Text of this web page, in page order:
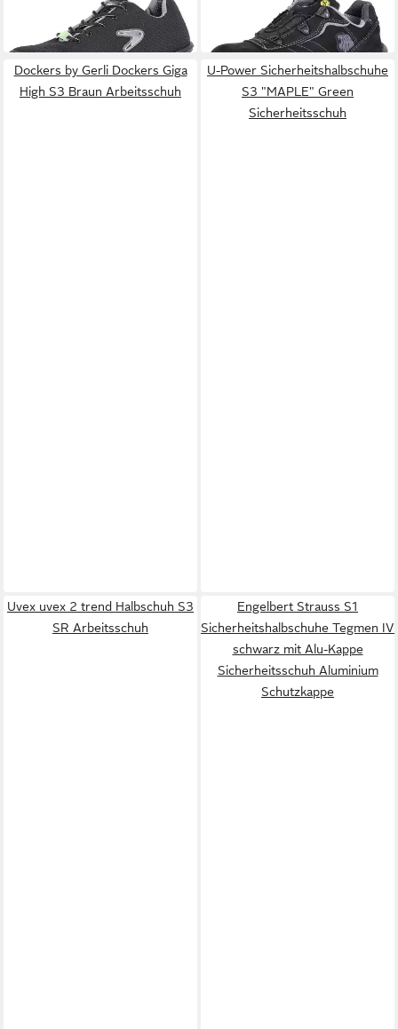
Sicherheitsschuh
in 2-3 Werktagen bei dir in 2-3 Werktagen bei dir
Dockers by Gerli Dockers Giga
High S3 Braun Arbeitsschuh
U-Power Sicherheitshalbschuhe
S3 "MAPLE" Green
Sicherheitsschuh
Uvex uvex 2 trend Halbschuh S3
SR Arbeitsschuh
Engelbert Strauss S1
Sicherheitshalbschuhe Tegmen IV
schwarz mit Alu-Kappe
Sicherheitsschuh Aluminium
Schutzkappe